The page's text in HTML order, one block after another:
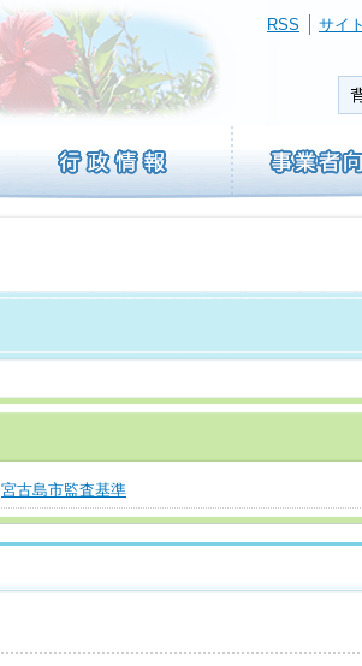
サイ
RSS
宮古島市監査基準